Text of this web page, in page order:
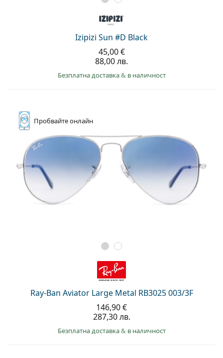
Izipizi Sun #D Black
45,00 €
88,00 лв.
Безплатна доставка& в наличност
Пробвайтеонлайн
Ray-Ban Aviator Large Metal RB3025 003/3F
146,90 €
287,30 лв.
Безплатна доставка& в наличност